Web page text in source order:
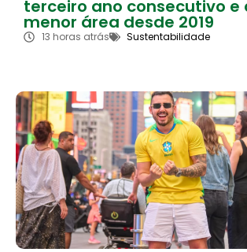
terceiro ano consecutivo e
menor área desde 2019
13 horas atrás Sustentabilidade